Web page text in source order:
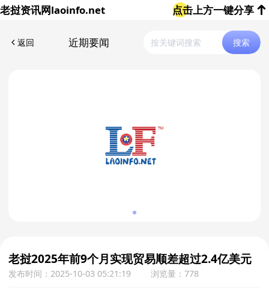
老挝资讯网laoinfo.net 点击上方一键分享
返回 近期要闻 搜索
老挝2025年前9个月实现贸易顺差超过2.4亿美元
发布时间：2025-10-03 05:21:19 浏览量：778